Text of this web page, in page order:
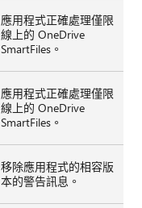
應用程式正確處理僅限
線上的 OneDrive
SmartFiles。
應用程式正確處理僅限
線上的 OneDrive
SmartFiles。
移除應用程式的相容版
本的警告訊息。